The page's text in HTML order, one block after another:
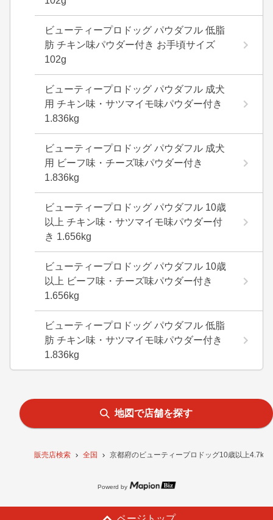
販売店検索 全国 京都府のビューティープロドッグ10歳以上4.7kg
ビューティープロドッグ パウダフル 低脂
肪 チキン味パウダー付き お手頃サイズ
102g
ビューティープロドッグ パウダフル 成犬
用 チキン味・サツマイモ味パウダー付き
1.836kg
ビューティープロドッグ パウダフル 成犬
用 ビーフ味・チーズ味パウダー付き
1.836kg
ビューティープロドッグ パウダフル 10歳
以上 チキン味・サツマイモ味パウダー付
き 1.656kg
ビューティープロドッグ パウダフル 10歳
以上 ビーフ味・チーズ味パウダー付き
1.656kg
ビューティープロドッグ パウダフル 低脂
肪 チキン味・サツマイモ味パウダー付き
1.836kg
地図で店舗を探す
Powerd by